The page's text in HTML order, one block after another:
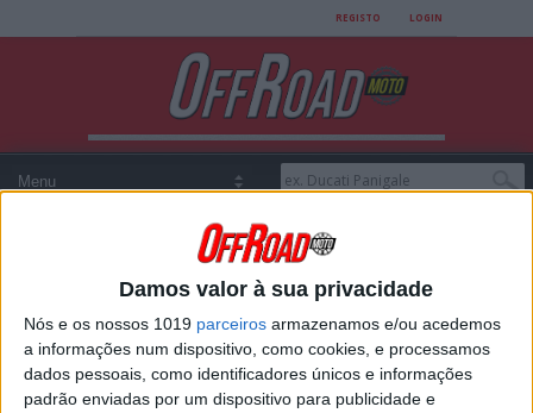
Damos valor à sua privacidade
Nós e os nossos 1019 parceiros armazenamos e/ou acedemos
a informações num dispositivo, como cookies, e processamos
dados pessoais, como identificadores únicos e informações
padrão enviadas por um dispositivo para publicidade e
REGISTO LOGIN
All posts tagged
"Ciclismo"